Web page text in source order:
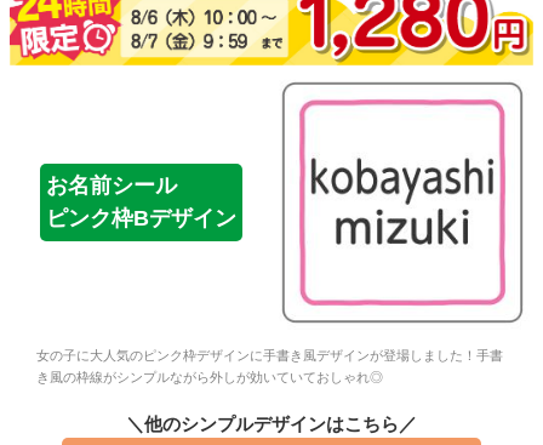
よくある質問
会社概要
お問い合わせ
らせ
お名前シール
ピンク枠Bデザイン
女の子に大人気のピンク枠デザインに手書き風デザインが登場しました！手書
き風の枠線がシンプルながら外しが効いていておしゃれ◎
＼他のシンプルデザインはこちら／